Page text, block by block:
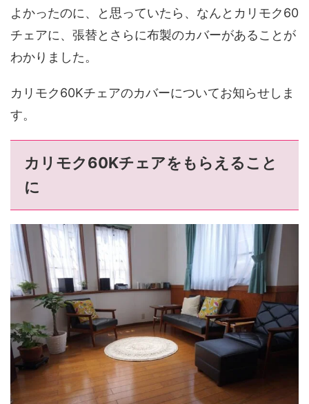
よかったのに、と思っていたら、なんとカリモク60
チェアに、張替とさらに布製のカバーがあることが
わかりました。
カリモク60Kチェアのカバーについてお知らせしま
す。
カリモク60Kチェアをもらえること
に